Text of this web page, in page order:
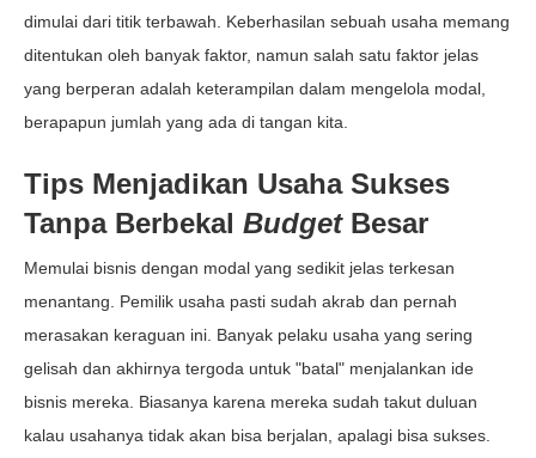
dimulai dari titik terbawah. Keberhasilan sebuah usaha memang
ditentukan oleh banyak faktor, namun salah satu faktor jelas
yang berperan adalah keterampilan dalam mengelola modal,
berapapun jumlah yang ada di tangan kita.
Tips Menjadikan Usaha Sukses
Tanpa Berbekal Budget Besar
Memulai bisnis dengan modal yang sedikit jelas terkesan
menantang. Pemilik usaha pasti sudah akrab dan pernah
merasakan keraguan ini. Banyak pelaku usaha yang sering
gelisah dan akhirnya tergoda untuk "batal" menjalankan ide
bisnis mereka. Biasanya karena mereka sudah takut duluan
kalau usahanya tidak akan bisa berjalan, apalagi bisa sukses.